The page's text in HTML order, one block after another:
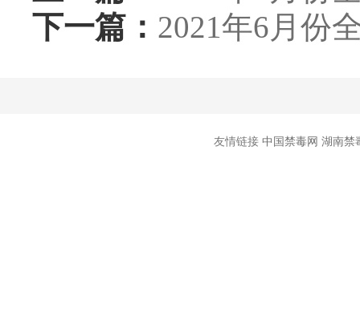
下一篇： 2021年6月份
友情链接 中国禁毒网 湖南禁